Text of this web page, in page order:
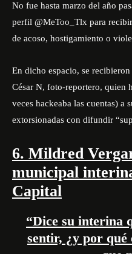
No fue hasta marzo del año
perfil @MeToo_Tlx para
de acoso, hostigamiento o
En dicho espacio, se
César N, foto-reportero, quien
veces hackeaba las cuentas) a
extorsionadas con difundir
6. Mildred
municipal
Capital
“Dice su interina
sentir, ¿y por qué